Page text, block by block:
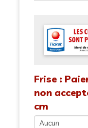
Frise :
non
cm